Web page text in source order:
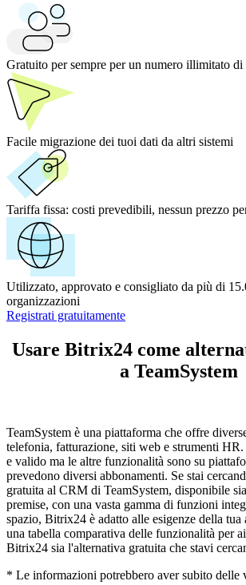
Gratuito per sempre per un numero illimitato di
Facile migrazione dei tuoi dati da altri sistemi
Tariffa fissa: costi prevedibili, nessun prezzo
Utilizzato, approvato e consigliato da più di
organizzazioni
Registrati gratuitamente
Usare Bitrix24 come
a TeamSystem
TeamSystem è una piattaforma che offre
telefonia, fatturazione, siti web e strumenti
e valido ma le altre funzionalità sono su
prevedono diversi abbonamenti. Se stai
gratuita al CRM di TeamSystem, disponibile
premise, con una vasta gamma di funzioni
spazio, Bitrix24 è adatto alle esigenze della
una tabella comparativa delle funzionalità per
Bitrix24 sia l'alternativa gratuita che stavi
* Le informazioni potrebbero aver subito delle